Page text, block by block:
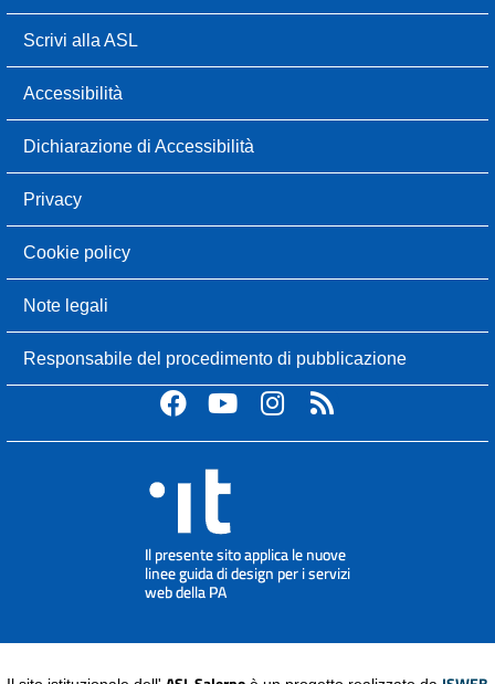
Scrivi alla ASL
Accessibilità
Dichiarazione di Accessibilità
Privacy
Cookie policy
Note legali
Responsabile del procedimento di pubblicazione